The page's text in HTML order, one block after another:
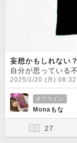
妄想かもしれない？
2025/1/20 (月) 08:32
オフライン
Monaもな
27